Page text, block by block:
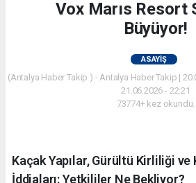
Vox Marıs Resort
Büyüyor!
ASAYIŞ
(Antalya Haber Takip ) - Antalya Haber Takip |
21.06.2026 - 22:21
73774+ kez okundu.
Kaçak Yapılar, Gürültü Kirliliği ve
İddiaları: Yetkililer Ne Bekliyor?